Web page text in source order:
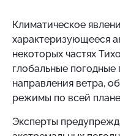
Климатическое
характеризующееся
некоторых частях
глобальные погодные
направления ветра,
режимы по всей
Эксперты